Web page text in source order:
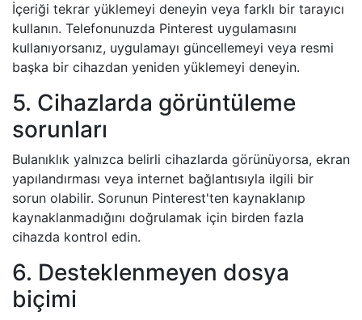
İçeriği tekrar yüklemeyi deneyin veya farklı bir tarayıcı
kullanın. Telefonunuzda Pinterest uygulamasını
kullanıyorsanız, uygulamayı güncellemeyi veya resmi
başka bir cihazdan yeniden yüklemeyi deneyin.
5. Cihazlarda görüntüleme
sorunları
Bulanıklık yalnızca belirli cihazlarda görünüyorsa, ekran
yapılandırması veya internet bağlantısıyla ilgili bir
sorun olabilir. Sorunun Pinterest'ten kaynaklanıp
kaynaklanmadığını doğrulamak için birden fazla
cihazda kontrol edin.
6. Desteklenmeyen dosya
biçimi